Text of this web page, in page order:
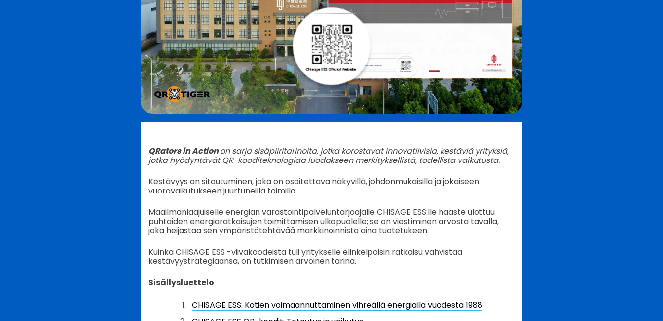
QRators in Actionon sarja sisäpiiritarinoita, jotka korostavat innovatiivisia, kestäviä yrityksiä,
jotka hyödyntävät QR-kooditeknologiaa luodakseen merkityksellistä, todellista vaikutusta.
Kestävyys on sitoutuminen, joka on osoitettava näkyvillä, johdonmukaisilla ja jokaiseen
vuorovaikutukseen juurtuneilla toimilla.
Maailmanlaajuiselle energian varastointipalveluntarjoajalle CHISAGE ESS:lle haaste ulottuu
puhtaiden energiaratkaisujen toimittamisen ulkopuolelle; se on viestiminen arvosta tavalla,
joka heijastaa sen ympäristötehtävää markkinoinnista aina tuotetukeen.
Kuinka CHISAGE ESS -viivakoodeista tuli yritykselle elinkelpoisin ratkaisu vahvistaa
kestävyystrategiaansa, on tutkimisen arvoinen tarina.
Sisällysluettelo
CHISAGE ESS: Kotien voimaannuttaminen vihreällä energialla vuodesta 1988